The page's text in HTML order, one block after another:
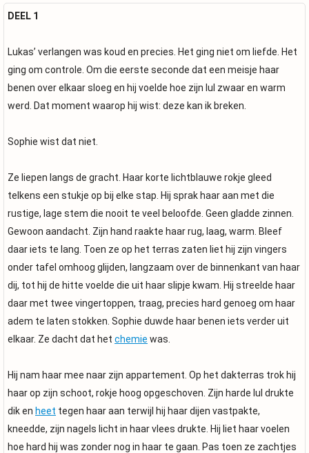
DEEL 1
Lukas’ verlangen was koud en precies. Het ging niet om liefde. Het
ging om controle. Om die eerste seconde dat een meisje haar
benen over elkaar sloeg en hij voelde hoe zijn lul zwaar en warm
werd. Dat moment waarop hij wist: deze kan ik breken.
Sophie wist dat niet.
Ze liepen langs de gracht. Haar korte lichtblauwe rokje gleed
telkens een stukje op bij elke stap. Hij sprak haar aan met die
rustige, lage stem die nooit te veel beloofde. Geen gladde zinnen.
Gewoon aandacht. Zijn hand raakte haar rug, laag, warm. Bleef
daar iets te lang. Toen ze op het terras zaten liet hij zijn vingers
onder tafel omhoog glijden, langzaam over de binnenkant van haar
dij, tot hij de hitte voelde die uit haar slipje kwam. Hij streelde haar
daar met twee vingertoppen, traag, precies hard genoeg om haar
adem te laten stokken. Sophie duwde haar benen iets verder uit
elkaar. Ze dacht dat het chemie was.
Hij nam haar mee naar zijn appartement. Op het dakterras trok hij
haar op zijn schoot, rokje hoog opgeschoven. Zijn harde lul drukte
dik en heet tegen haar aan terwijl hij haar dijen vastpakte,
kneedde, zijn nagels licht in haar vlees drukte. Hij liet haar voelen
hoe hard hij was zonder nog in haar te gaan. Pas toen ze zachtjes